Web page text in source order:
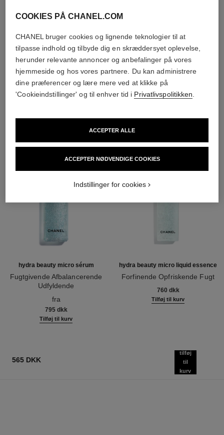
antiforureningsmists
THE PERFECT MATCH
hydra beauty micro sérum
Fugtgivende Afbalancerende
Udfyldende
fra
795 dkk
Tilføj til kurv
hydra beauty micro liquid essence
Forfinende Opfriskende Fugt
760 dkk
Tilføj til kurv
565 DKK
tilføj
til
kurv
COOKIES PÅ CHANEL.COM
CHANEL bruger cookies og lignende teknologier til at
tilpasse indhold og tilbyde dig en skræddersyet oplevelse,
herunder relevante annoncer og anbefalinger på vores
hjemmeside og hos vores partnere. Du kan administrere
dine præferencer og lære mere ved at klikke på
'Cookieindstillinger' og til enhver tid i Privatlivspolitikken
ACCEPTER NØDVENDIGE COOKIES
ACCEPTER ALLE
Indstillinger for cookies